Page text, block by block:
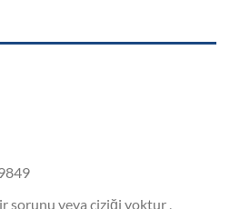
sorunu veya çiziği yoktur ,